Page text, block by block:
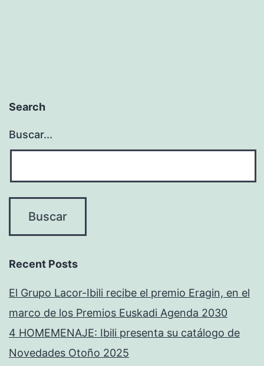
Search
Buscar...
Recent Posts
El Grupo Lacor-Ibili recibe el premio Eragin, en el
marco de los Premios Euskadi Agenda 2030
4 HOMEMENAJE: Ibili presenta su catálogo de
Novedades Otoño 2025